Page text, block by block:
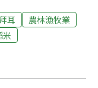
耳
農林漁牧業
米